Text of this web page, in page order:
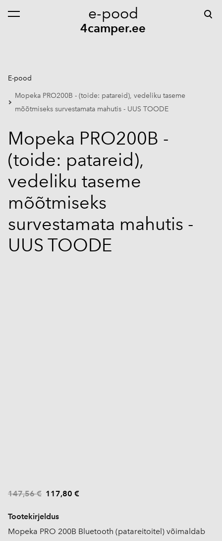
e-pood
4camper.ee
lisati ostukorvi. Vaata ostukorvi
E-pood
Mopeka PRO200B - (toide: patareid), vedeliku taseme
mõõtmiseks survestamata mahutis - UUS TOODE
Mopeka PRO200B -
(toide: patareid),
vedeliku taseme
mõõtmiseks
survestamata mahutis -
UUS TOODE
147,56 € 117,80 €
Tootekirjeldus
Mopeka PRO 200B Bluetooth (patareitoitel) võimaldab